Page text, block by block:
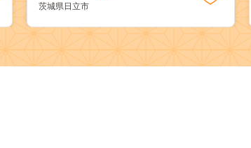
茨城県日立市